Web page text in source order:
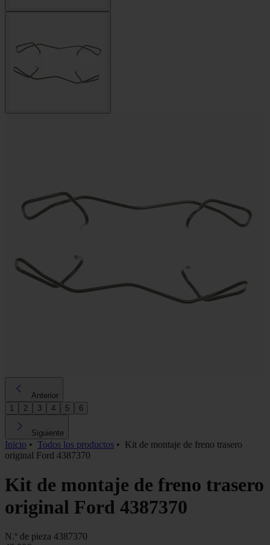
Anterior
1
2 3 4 5 6
Siguiente
Inicio • Todos los productos • Kit de montaje de freno trasero
original Ford 4387370
Kit de montaje de freno trasero
original Ford 4387370
N.º de pieza 4387370